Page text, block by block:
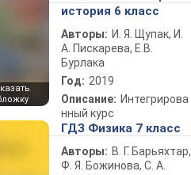
история 6 класс
Авторы: И. Я. Щупак, И.
А. Пискарева, Е.В.
Бурлака
Год: 2019
Описание: Интегрирова
нный курс
ГДЗ Физика 7 класс
Авторы: В. Г. Барьяхтар,
Ф. Я. Божинова, С. А.